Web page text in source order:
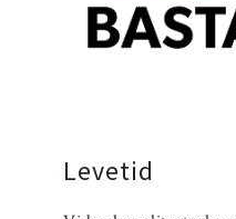
Levetid